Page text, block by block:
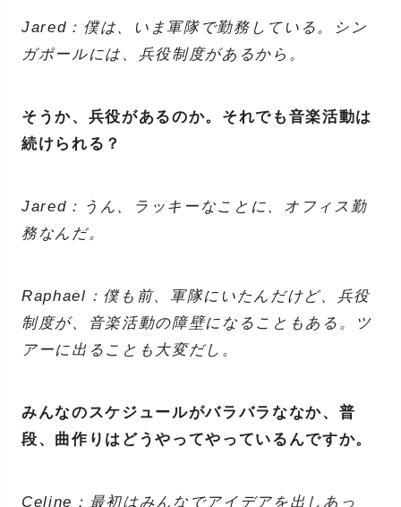
Jared：僕は、いま軍隊で勤務している。シン
ガポールには、兵役制度があるから。
そうか、兵役があるのか。それでも音楽活動は
続けられる？
Jared：うん、ラッキーなことに、オフィス勤
務なんだ。
Raphael：僕も前、軍隊にいたんだけど、兵役
制度が、音楽活動の障壁になることもある。ツ
アーに出ることも大変だし。
みんなのスケジュールがバラバラななか、普
段、曲作りはどうやってやっているんですか。
Celine：最初はみんなでアイデアを出しあっ